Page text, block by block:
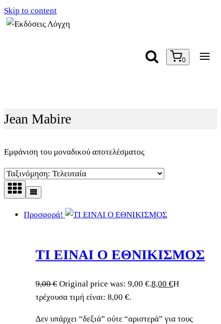
Skip to content
0
Jean Mabire
Εμφάνιση του μοναδικού αποτελέσματος
Προσφορά!
ΤΙ ΕΙΝΑΙ Ο ΕΘΝΙΚΙΣΜΟΣ
9,00€ Original price was: 9,00 €.8,00 €Η
τρέχουσα τιμή είναι: 8,00 €.
Δεν υπάρχει “δεξιά” ούτε “αριστερά” για τους